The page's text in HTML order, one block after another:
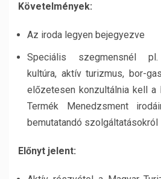
Követelmények:
Az iroda legyen bejegyezve
Speciális szegmensnél pl.
kultúra, aktív turizmus, bor-
előzetesen konzultálnia kell a
Termék Menedzsment
bemutatandó szolgáltatásokról
Előnyt jelent: